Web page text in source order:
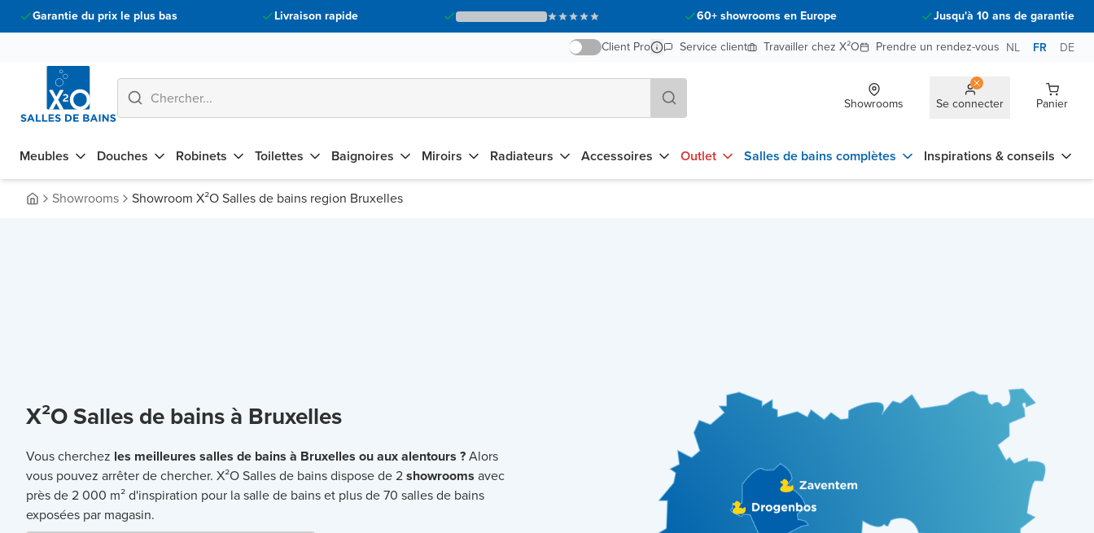
Garantie du prix le plus bas Livraison rapide 60+ showrooms en Europe
Jusqu'à 10 ans de garantie
Client Pro
Service client Travailler chez X²O Prendre un rendez-vous NL FR DE
Showrooms Se connecter Panier
Meubles Douches Robinets Toilettes Baignoires Miroirs Radiateurs Accessoires Outlet Salles de bains complètes Inspirations & conseils
Showrooms Showroom X²O Salles de bains region Bruxelles
X²O Salles de bains à Bruxelles
Vous cherchez les meilleures salles de bains à Bruxelles ou aux alentours ?Alors
vous pouvez arrêter de chercher. X²O Salles de bains dispose de 2showrooms avec
près de 2 000 m² d'inspiration pour la salle de bains et plus de 70 salles de bains
exposées par magasin.